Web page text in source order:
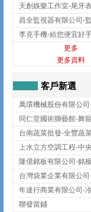
更多
更多資料
客戶新選
聯發當鋪